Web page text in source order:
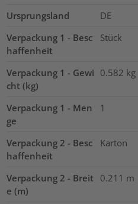
Ursprungsland
DE
Verpackung 1 - Besc
haffenheit
Stück
Verpackung 1 - Gewi
cht (kg)
0.582 kg
Verpackung 1 - Men
ge
1
Verpackung 2 - Besc
haffenheit
Karton
Verpackung 2 - Breit
e (m)
0.211 m